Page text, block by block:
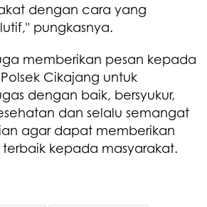
dengan cara yang
pungkasnya.
memberikan pesan kepada
Cikajang untuk
dengan baik, bersyukur,
dan selalu semangat
agar dapat memberikan
kepada masyarakat.